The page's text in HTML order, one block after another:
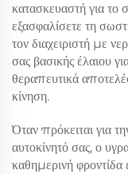
κατασκευαστή για το
εξασφαλίσετε τη
τον διαχειριστή με
σας βασικής έλαιου
θεραπευτικά
κίνηση.
Όταν πρόκειται για
αυτοκίνητό σας, ο
καθημερινή φροντίδα